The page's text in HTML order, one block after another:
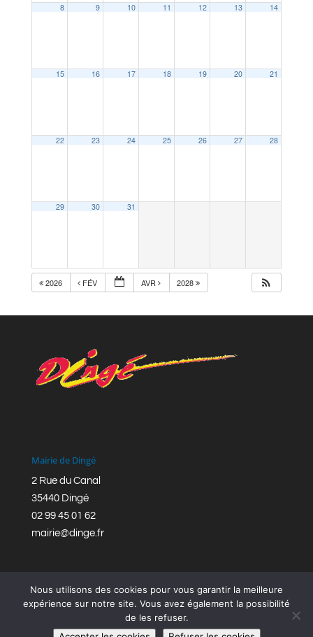
8 9 10 11 12 13 14
15 16 17 18 19 20 21
22 23 24 25 26 27 28
29 30 31
2026 FÉV AVR 2028
Mairie de Dingé
2 Rue du Canal
35440 Dingé
02 99 45 01 62
mairie@dinge.fr
Réalisation © Mairie de Dingé,Bretagne Romantique
Nous utilisons des cookies pour vous garantir la meilleure
expérience sur notre site. Vous avez également la possibilité
de les refuser.